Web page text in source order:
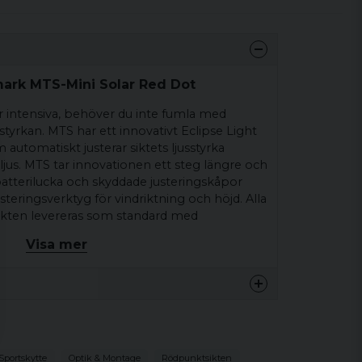
MTS-Mini Solar Red Dot
intensiva, behöver du inte fumla med
MTS har ett innovativt Eclipse Light
automatiskt justerar siktets ljusstyrka
MTS tar innovationen ett steg längre och
och skyddade justeringskåpor
för vindriktning och höjd. Alla
levereras som standard med
picatinny-fäste för hagelgevär och vissa
för AR-skjutvapen och Sightmarks
Visa mer
Sportskytte Optik & Montage Rödpunktsikten